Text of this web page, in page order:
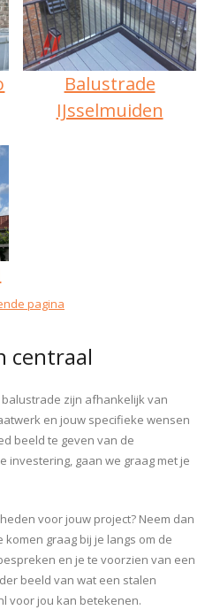
Balustrade
IJsselmuiden
pagina
centraal
zijn afhankelijk van
en jouw specifieke wensen
beeld te geven van de
investering, gaan we graag met je
voor jouw project? Neem dan
graag bij je langs om de
en je te voorzien van een
beeld van wat een stalen
voor jou kan betekenen.